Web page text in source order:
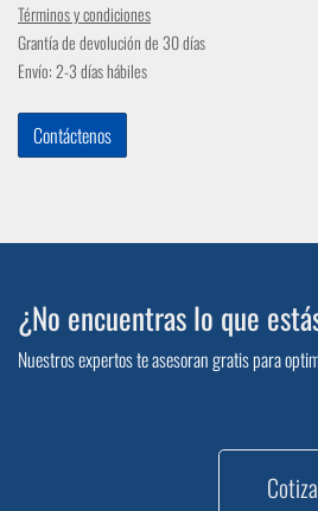
Términos y condiciones
Grantía de devolución de 30 días
Envío: 2-3 días hábiles
Contáctenos
¿No encuentras lo que
Nuestros expertos te asesoran gratis para